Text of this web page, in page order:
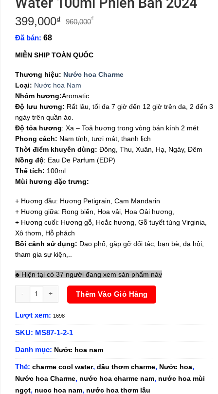
960,000₫
399,000₫
Đã bán: 68
MIỄN SHIP TOÀN QUỐC
Thương hiệu: Nước hoa Charme
Loại: Nước hoa Nam
Nhóm hương:Aromatic
Độ lưu hương: Rất lâu, tối đa 7 giờ đến 12 giờ trên da, 2 đến 3
ngày trên quần áo.
Độ tỏa hương: Xa – Toả hương trong vòng bán kính 2 mét
Phong cách: Nam tính, tươi mát, thanh lịch
Thời điểm khuyên dùng: Đông, Thu, Xuân, Hạ, Ngày, Đêm
Nồng độ: Eau De Parfum (EDP)
Thể tích: 100ml
Mùi hương đặc trưng:
+ Hương đầu: Hương Petigrain, Cam Mandarin
+ Hương giữa: Rong biển, Hoa vải, Hoa Oải hương,
+ Hương cuối: Hương gỗ, Hoắc hương, Gỗ tuyết tùng Virginia,
Xô thơm, Hỗ phách
Bối cảnh sử dụng: Dạo phố, gặp gỡ đối tác, bạn bè, dạ hội,
tham gia sự kiện,..
♣ Hiện tại có 37 người đang xem sản phẩm này
Nước hoa Nam Charme Cool Water 100ml Phiên Bản 2024 số lượng
Thêm Vào Giỏ Hàng
Lượt xem: 1698
SKU: MS87-1-2-1
Danh mục: Nước hoa nam
Thẻ: charme cool water, dầu thơm charme, Nước hoa,
Nước hoa Charme, nước hoa charme nam, nước hoa mùi
ngọt, nuoc hoa nam, nước hoa thơm lâu